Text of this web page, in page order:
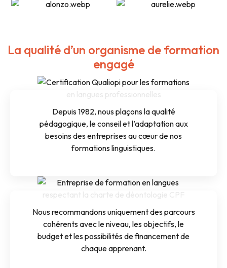
La qualité d’un organisme de formation
engagé
Depuis 1982, nous plaçons la qualité
pédagogique, le conseil et l’adaptation aux
besoins des entreprises au cœur de nos
formations linguistiques.
Nous recommandons uniquement des parcours
cohérents avec le niveau, les objectifs, le
budget et les possibilités de financement de
chaque apprenant.